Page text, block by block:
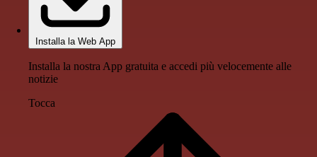
Installa la Web App
Installa la nostra App gratuita e accedi più velocemente alle
notizie
Tocca